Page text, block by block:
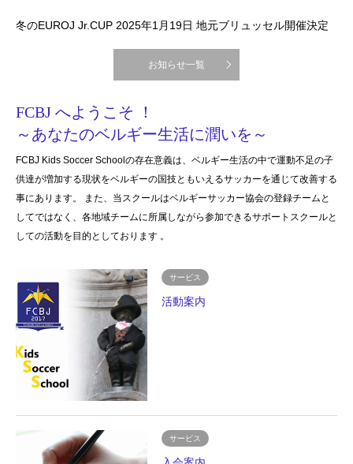
冬のEUROJ Jr.CUP 2025年1月19日 地元ブリュッセル開催決定
お知らせ一覧
FCBJ へようこそ ！
～あなたのベルギー生活に潤いを～
FCBJ Kids Soccer Schoolの存在意義は、ベルギー生活の中で運動不足の子
供達が増加する現状をベルギーの国技ともいえるサッカーを通じて改善する
事にあります。 また、当スクールはベルギーサッカー協会の登録チームと
してではなく、各地域チームに所属しながら参加できるサポートスクールと
しての活動を目的としております 。
サービス
活動案内
サービス